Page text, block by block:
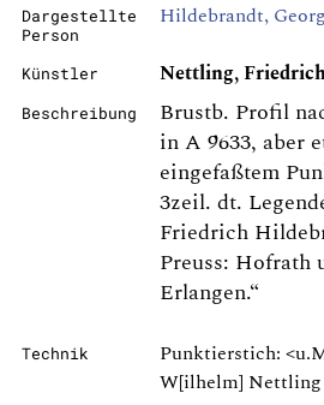
Dargestellte
Person
Hildebrandt,
Künstler Nettling,
Beschreibung
Brustb. Profil
in A 9633, aber
eingefaßtem
3zeil. dt.
Friedrich
Preuss: Hofrath
Erlangen.“
Technik
Punktierstich:
W[ilhelm] Nettling